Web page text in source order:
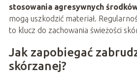
stosowania agresywnych
mogą uszkodzić materiał.
to klucz do zachowania świeżości
Jak zapobiegać
skórzanej?